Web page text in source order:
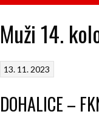
Muži 14.
13. 11. 2023
DOHALICE –